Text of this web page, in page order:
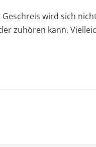
wird sich
zuhören kann.